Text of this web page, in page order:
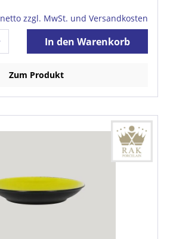
netto zzgl. MwSt. und Versandkosten
In den Warenkorb
Zum Produkt